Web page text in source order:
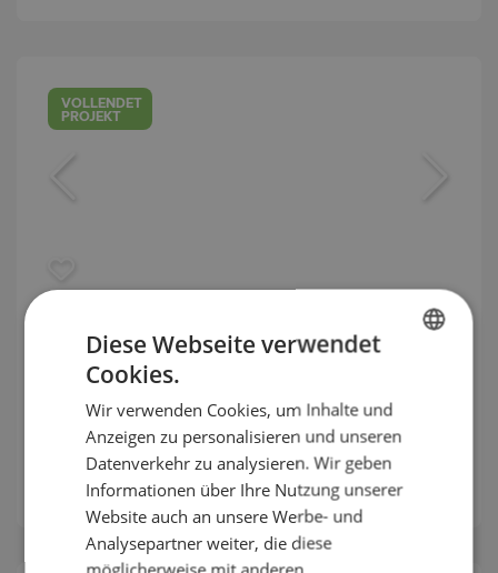
VOLLENDET
PROJEKT
Hochwertige Neubauwohnungen
nahe South Park
LOZENETS / SOFIA / SOFIA / BULGARIEN
KARTE
603 240€ (ohne MwSt.)
Preise pro m²: 3 000 €/m 2 (ohne MwSt.)
ENGLISH
RUSSIAN
GERMAN
FRENCH
Diese Webseite verwendet
Cookies.
Wir verwenden Cookies, um Inhalte und
Anzeigen zu personalisieren und unseren
Datenverkehr zu analysieren. Wir geben
Informationen über Ihre Nutzung unserer
Website auch an unsere Werbe- und
Analysepartner weiter, die diese